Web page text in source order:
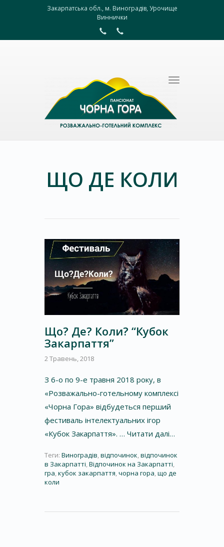
Закарпатська обл., м. Виноградів, Урочище
Виннички
Toggle
ЩО ДЕ КОЛИ
Що? Де? Коли? “Кубок
Закарпаття”
2 Травень, 2018
З 6-о по 9-е травня 2018 року, в
«Розважально-готельному комплексі
«Чорна Гора» відбудеться перший
фестиваль інтелектуальних ігор
«Кубок Закарпаття». … Читати далі…
Теги: Виноградів,відпочинок,відпочинок
в Закарпатті,Відпочинок на Закарпатті,
гра,кубок закарпаття,чорна гора,що де
коли